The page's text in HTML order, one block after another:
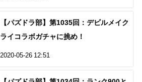
【パズドラ部】第1035回：デビルメイク
ライコラボガチャに挑め！
2020-05-26 12:51